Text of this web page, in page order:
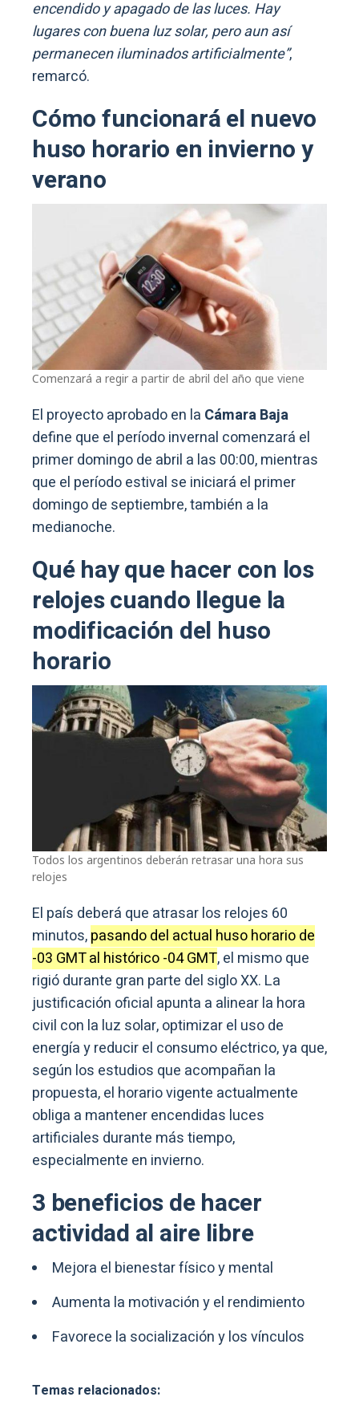
encendido y apagado de las luces. Hay
lugares con buena luz solar, pero aun así
permanecen iluminados artificialmente”,
remarcó.
Cómo funcionará el nuevo
huso horario en invierno y
verano
Comenzará a regir a partir de abril del año que viene
El proyecto aprobado en la Cámara Baja
define que el período invernal comenzará el
primer domingo de abril a las 00:00, mientras
que el período estival se iniciará el primer
domingo de septiembre, también a la
medianoche.
Qué hay que hacer con los
relojes cuando llegue la
modificación del huso
horario
Todos los argentinos deberán retrasar una hora sus
relojes
El país deberá que atrasar los relojes 60
minutos,pasando del actual huso horario de
-03 GMT al histórico -04 GMT, el mismo que
rigió durante gran parte del siglo XX. La
justificación oficial apunta a alinear la hora
civil con la luz solar, optimizar el uso de
energía y reducir el consumo eléctrico, ya que,
según los estudios que acompañan la
propuesta, el horario vigente actualmente
obliga a mantener encendidas luces
artificiales durante más tiempo,
especialmente en invierno.
3 beneficios de hacer
actividad al aire libre
Mejora el bienestar físico y mental
Aumenta la motivación y el rendimiento
Favorece la socialización y los vínculos
Temas relacionados: